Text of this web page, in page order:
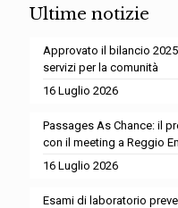
Ultime notizie
Approvato il bilancio
servizi per la comunità
16 Luglio 2026
Passages As Chance: il
con il meeting a Reggio
16 Luglio 2026
Esami di laboratorio